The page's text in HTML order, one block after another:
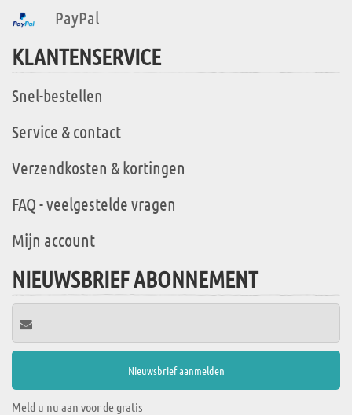
PayPal
KLANTENSERVICE
Snel-bestellen
Service & contact
Verzendkosten & kortingen
FAQ - veelgestelde vragen
Mijn account
NIEUWSBRIEF ABONNEMENT
Meld u nu aan voor de gratis